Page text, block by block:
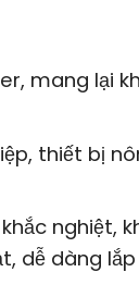
mang lại
thiết bị
nghiệt,
dễ dàng